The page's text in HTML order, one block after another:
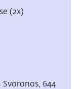
(2x)
Svoronos, 644